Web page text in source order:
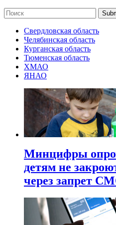
Свердловская область
Челябинская область
Курганская область
Тюменская область
ХМАО
ЯНАО
Минцифры
детям не
через запрет